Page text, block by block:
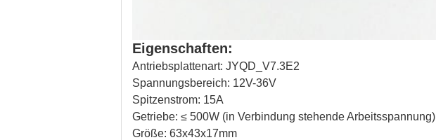
Eigenschaften:
Antriebsplattenart: JYQD_V7.3E2
Spannungsbereich: 12V-36V
Spitzenstrom: 15A
Getriebe: ≤ 500W (in Verbindung stehende Arbeitsspannung)
Größe: 63x43x17mm